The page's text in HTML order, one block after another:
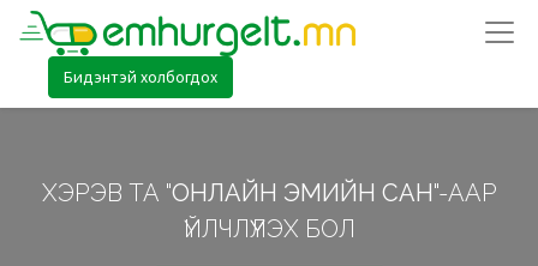
Бидэнтэй холбогдох
ХЭРЭВ ТА "ОНЛАЙН ЭМИЙН САН"-ААР
ҮЙЛЧЛҮҮЛЭХ БОЛ